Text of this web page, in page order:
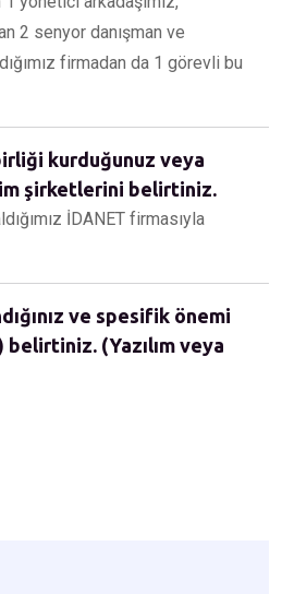
2 senyor danışman ve
firmadan da 1 görevli bu
kurduğunuz veya
şirketlerini belirtiniz.
İDANET firmasıyla
ve spesifik önemi
belirtiniz. (Yazılım veya